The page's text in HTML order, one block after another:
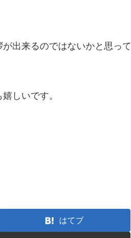
出来るのではないかと思って
しいです。
はてブ